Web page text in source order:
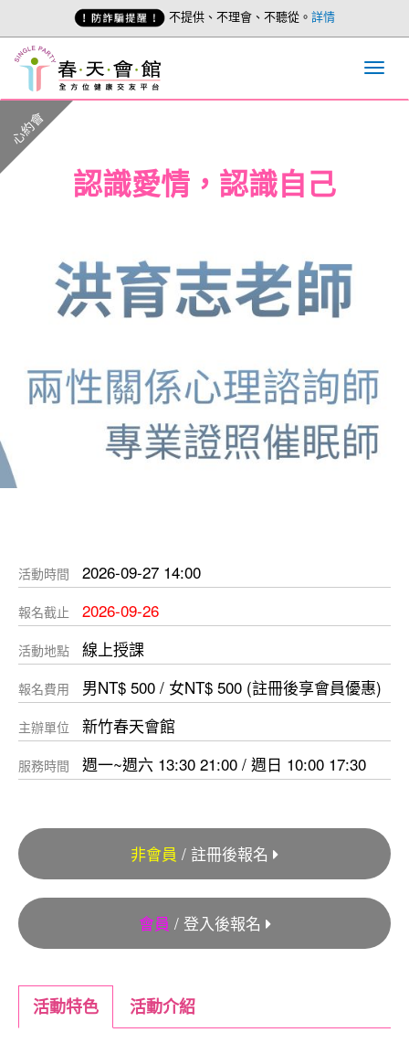
不提供、不理會、不聽從。 詳情
認識愛情，認識自己
心約會
活動時間 2026-09-27 14:00
報名截止 2026-09-26
活動地點 線上授課
報名費用 男NT$ 500 / 女NT$ 500 (註冊後享會員優惠)
主辦單位 新竹春天會館
服務時間 週一~週六 13:30 21:00 / 週日 10:00 17:30
非會員 / 註冊後報名
會員 / 登入後報名
活動特色 活動介紹